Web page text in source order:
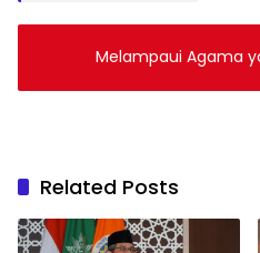
Melampaui Agama
Related Posts